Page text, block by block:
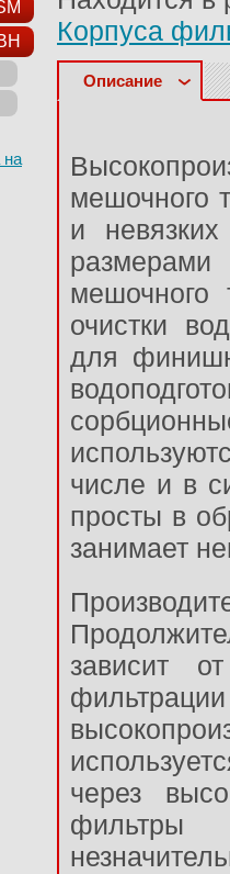
Корпуса
Описание
мешочного
и
мешочного
очистки
для
числе и в
просты в
занимает
зависит
через
фильтры